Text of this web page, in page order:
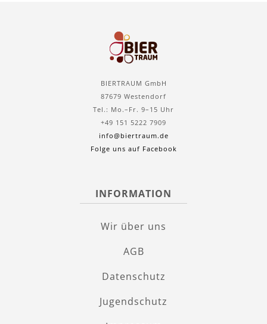
BIERTRAUM GmbH
87679 Westendorf
Tel.: Mo.–Fr. 9–15 Uhr
+49 151 5222 7909
info@biertraum.de
Folge uns auf Facebook
INFORMATION
Wir über uns
AGB
Datenschutz
Jugendschutz